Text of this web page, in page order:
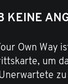
KEINE
Own Way
um